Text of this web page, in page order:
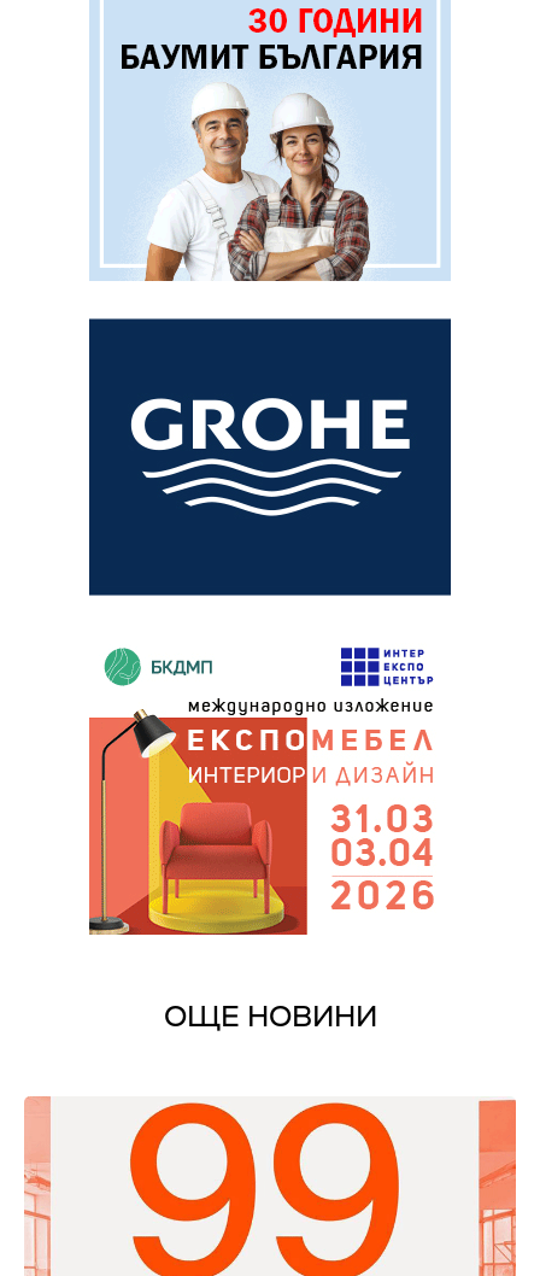
ОЩЕ НОВИНИ